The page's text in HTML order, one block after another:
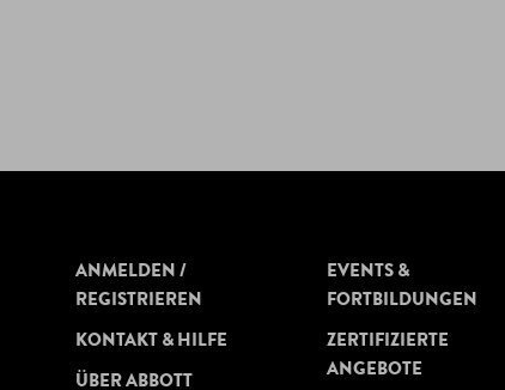
ANMELDEN /
REGISTRIEREN
KONTAKT & HILFE
ÜBER ABBOTT
EVENTS &
FORTBILDUNGEN
ZERTIFIZIERTE
ANGEBOTE